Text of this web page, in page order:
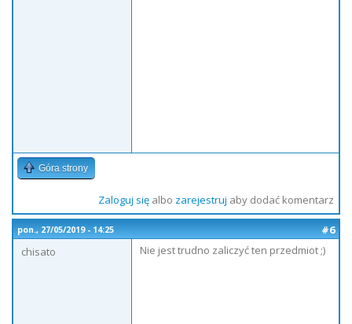
Góra strony
Zaloguj sięalbo zarejestruj aby dodać komentarz
pon., 27/05/2019 - 14:25
#6
chisato
Nie jest trudno zaliczyć ten przedmiot ;)